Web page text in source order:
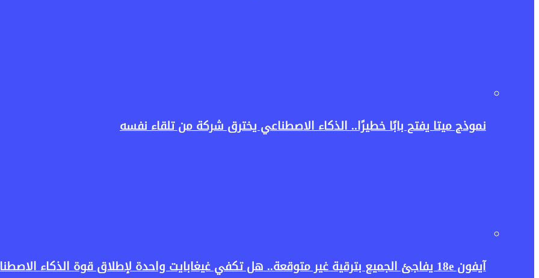
نموذج ميتا يفتح بابًا خطيرًا.. الذكاء الاصطناعي يخترق شركة من تلقاء نفسه
آيفون 18e يفاجئ الجميع بترقية غير متوقعة.. هل تكفي غيغابايت واحدة لإطلاق قوة الذكاء الاصطناعي؟